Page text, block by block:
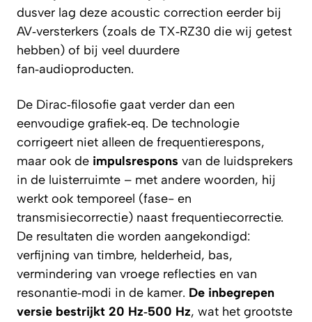
dusver lag deze acoustic correction eerder bij
AV‑versterkers (zoals de TX‑RZ30 die wij getest
hebben) of bij veel duurdere
fan‑audioproducten.
De Dirac‑filosofie gaat verder dan een
eenvoudige grafiek‑eq. De technologie
corrigeert niet alleen de frequentierespons,
maar ook de impulsrespons van de luidsprekers
in de luisterruimte – met andere woorden, hij
werkt ook temporeel (fase- en
transmisiecorrectie) naast frequentiecorrectie.
De resultaten die worden aangekondigd:
verfijning van timbre, helderheid, bas,
vermindering van vroege reflecties en van
resonantie‑modi in de kamer. De inbegrepen
versie bestrijkt 20 Hz‑500 Hz, wat het grootste